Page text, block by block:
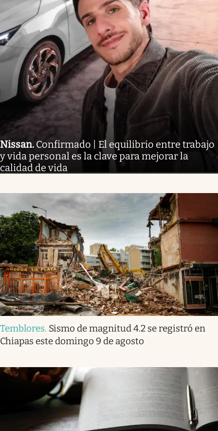
Nissan. Confirmado | El equilibrio entre trabajo
y vida personal es la clave para mejorar la
calidad de vida
Temblores. Sismo de magnitud 4.2 se registró en
Chiapas este domingo 9 de agosto